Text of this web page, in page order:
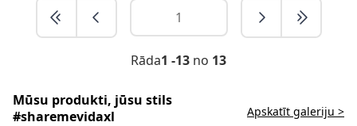
Rāda1 -13 no 13
Mūsu produkti, jūsu stils
#sharemevidaxl
Apskatīt galeriju >